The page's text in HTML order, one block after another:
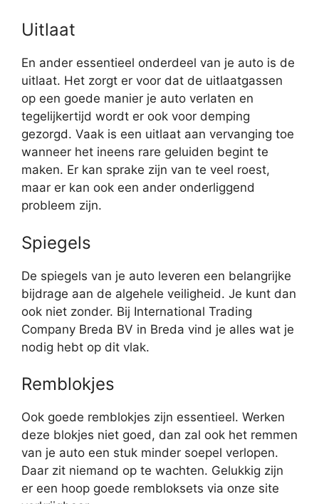
Uitlaat
En ander essentieel onderdeel van je auto is de
uitlaat. Het zorgt er voor dat de uitlaatgassen
op een goede manier je auto verlaten en
tegelijkertijd wordt er ook voor demping
gezorgd. Vaak is een uitlaat aan vervanging toe
wanneer het ineens rare geluiden begint te
maken. Er kan sprake zijn van te veel roest,
maar er kan ook een ander onderliggend
probleem zijn.
Spiegels
De spiegels van je auto leveren een belangrijke
bijdrage aan de algehele veiligheid. Je kunt dan
ook niet zonder. Bij International Trading
Company Breda BV in Breda vind je alles wat je
nodig hebt op dit vlak.
Remblokjes
Ook goede remblokjes zijn essentieel. Werken
deze blokjes niet goed, dan zal ook het remmen
van je auto een stuk minder soepel verlopen.
Daar zit niemand op te wachten. Gelukkig zijn
er een hoop goede rembloksets via onze site